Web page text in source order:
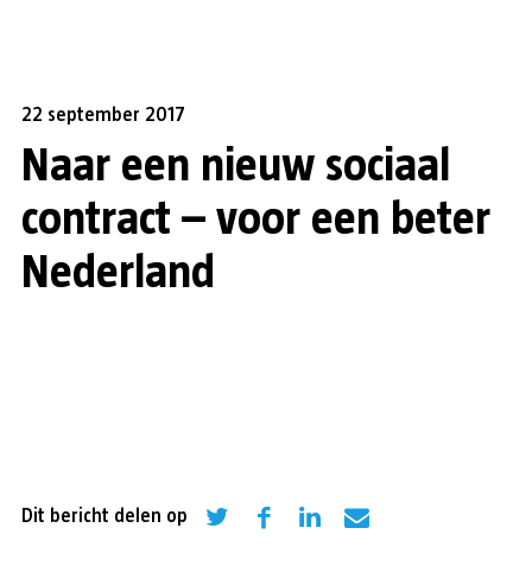
22 september 2017
Naar een nieuw sociaal
contract – voor een beter
Nederland
Dit bericht delen op